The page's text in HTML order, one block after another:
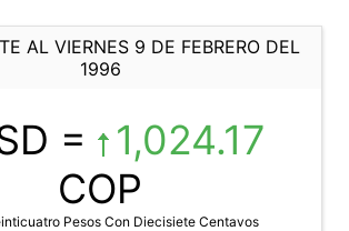
AL VIERNES 9 DE FEBRERO DEL
1996
=
1,024.17
COP
Pesos Con Diecisiete Centavos